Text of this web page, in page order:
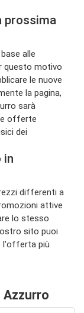
prossima
alle
questo motivo
le nuove
la pagina,
sarà
offerte
dei
in
differenti a
attive
lo stesso
sito puoi
l'offerta più